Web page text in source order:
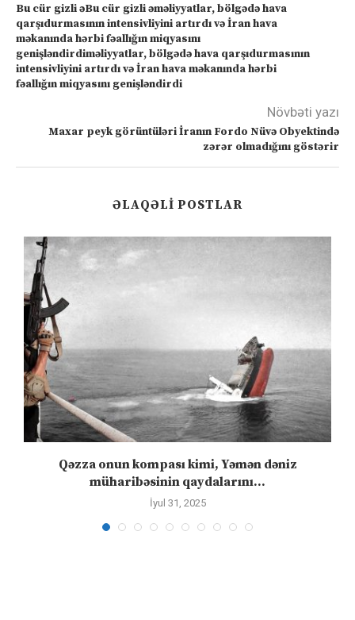
Bu cür gizli əBu cür gizli əməliyyatlar, bölgədə hava
qarşıdurmasının intensivliyini artırdı və İran hava
məkanında hərbi fəallığın miqyasını
genişləndirdiməliyyatlar, bölgədə hava qarşıdurmasının
intensivliyini artırdı və İran hava məkanında hərbi
fəallığın miqyasını genişləndirdi
Növbəti yazı
Maxar peyk görüntüləri İranın Fordo Nüvə Obyektində
zərər olmadığını göstərir
ƏLAQƏLI POSTLAR
Qəzza onun kompası kimi, Yəmən dəniz
müharibəsinin qaydalarını...
İyul 31, 2025